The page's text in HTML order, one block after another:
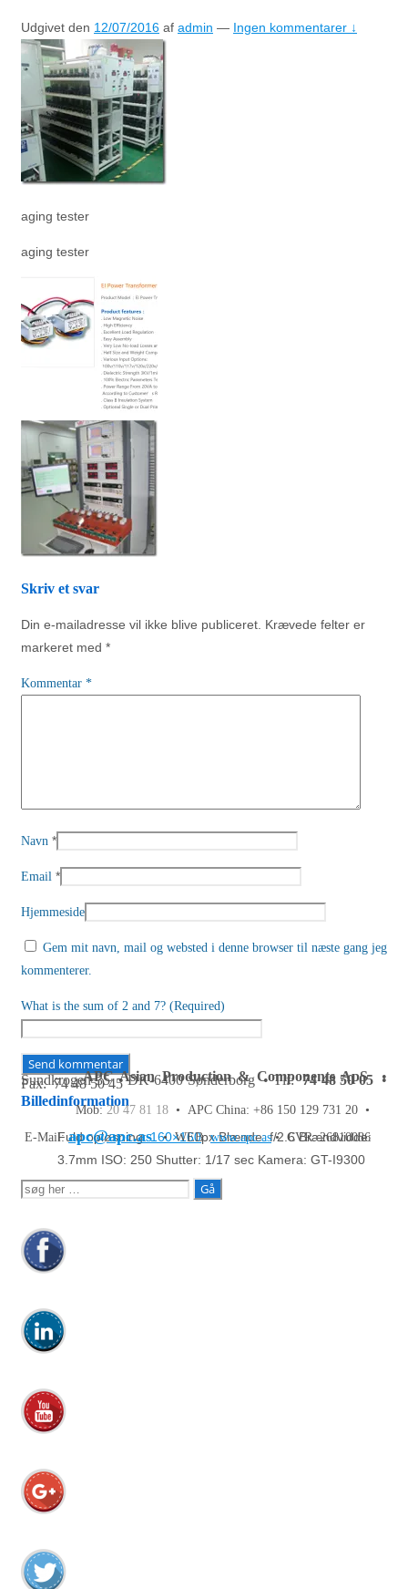
Udgivet den 12/07/2016 af admin — Ingen kommentarer ↓
aging tester
aging tester
Skriv et svar
Din e-mailadresse vil ikke blive publiceret. Krævede felter er
markeret med *
Kommentar *
Navn *
Email *
Hjemmeside
Gem mit navn, mail og websted i denne browser til næste gang jeg
kommenterer.
What is the sum of 2 and 7? (Required)
Billedinformation
Fuld opløsning:160×160px Blænde: f/2.6 Brændvidde:
3.7mm ISO: 250 Shutter: 1/17 sec Kamera: GT-I9300
APC Asian Production & Components ApS•
Sundkrogen 35 • DK-6400 Sønderborg • Tlf:74 48 50 05•
Fax: 74 48 50 45
Mob:20 47 81 18 • APC China: +86 150 129 731 20 •
E-Mail:apc@apc.as• WEB:www.apc.as• CVR: 26810086
Søg